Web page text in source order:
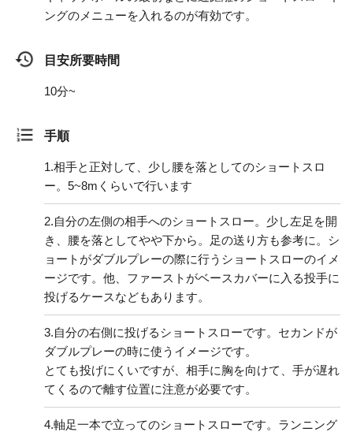
ングのメニューを入れるのが有効です。
目安所要時間
10分~
手順
1.相手と正対して、少し腰を落としてのショートスロ
ー。5~8mくらいで行います
2.自分の左側の相手へのショートスロー。少し左足を開
き、腰を落としてやや下から。足の送り方も参考に。シ
ョートがダブルプレーの際に行うショートスローのイメ
ージです。他、ファーストがベースカバーに入る投手に
投げるケースなどもあります。
3.自分の右側に投げるショートスローです。セカンドが
ダブルプレーの時に使うイメージです。
とても投げにくいですが、相手に胸を向けて、手が遅れ
てくるので離す位置に注意が必要です。
4.軸足一本で立ってのショートスローです。ランニング